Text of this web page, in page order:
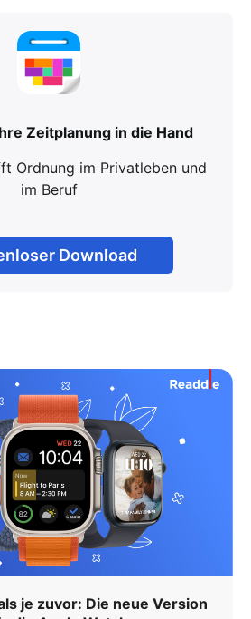
Zeitplanung in die Hand
Ordnung im Privatleben und
im Beruf
Download
je zuvor: Die neue Version